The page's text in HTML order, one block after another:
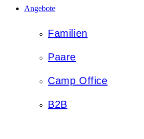
Angebote
Familien
Paare
Camp Office
B2B